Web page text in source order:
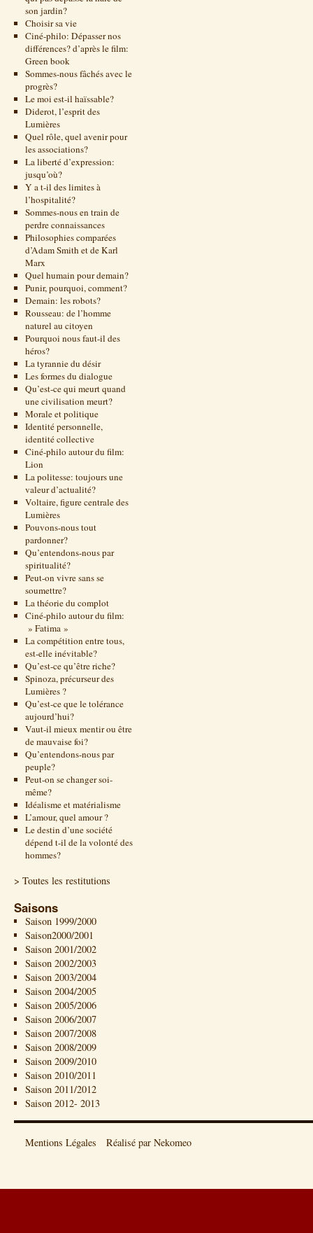
son jardin?
Choisir sa vie
Ciné-philo: Dépasser nos
différences? d’après le film:
Green book
Sommes-nous fâchés avec le
progrès?
Le moi est-il haïssable?
Diderot, l’esprit des
Lumières
Quel rôle, quel avenir pour
les associations?
La liberté d’expression:
jusqu’où?
Y a t-il des limites à
l’hospitalité?
Sommes-nous en train de
perdre connaissances
Philosophies comparées
d’Adam Smith et de Karl
Marx
Quel humain pour demain?
Punir, pourquoi, comment?
Demain: les robots?
Rousseau: de l’homme
naturel au citoyen
Pourquoi nous faut-il des
héros?
La tyrannie du désir
Les formes du dialogue
Qu’est-ce qui meurt quand
une civilisation meurt?
Morale et politique
Identité personnelle,
identité collective
Ciné-philo autour du film:
Lion
La politesse: toujours une
valeur d’actualité?
Voltaire, figure centrale des
Lumières
Pouvons-nous tout
pardonner?
Qu’entendons-nous par
spiritualité?
Peut-on vivre sans se
soumettre?
La théorie du complot
Ciné-philo autour du film:
» Fatima »
La compétition entre tous,
est-elle inévitable?
Qu’est-ce qu’être riche?
Spinoza, précurseur des
Lumières ?
Qu’est-ce que le tolérance
aujourd’hui?
Vaut-il mieux mentir ou être
de mauvaise foi?
Qu’entendons-nous par
peuple?
Peut-on se changer soi-
même?
Idéalisme et matérialisme
L’amour, quel amour ?
Le destin d’une société
dépend t-il de la volonté des
hommes?
> Toutes les restitutions
Saisons
Saison 1999/2000
Saison2000/2001
Saison 2001/2002
Saison 2002/2003
Saison 2003/2004
Saison 2004/2005
Saison 2005/2006
Saison 2006/2007
Saison 2007/2008
Saison 2008/2009
Saison 2009/2010
Saison 2010/2011
Saison 2011/2012
Saison 2012- 2013
Mentions Légales Réalisé par Nekomeo